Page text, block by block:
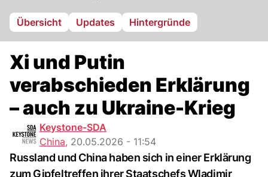
Übersicht Updates Hintergründe
Xi und Putin
verabschieden Erklärung
– auch zu Ukraine-Krieg
Keystone-SDA
China, 20.05.2026 - 11:54
Russland und China haben sich in einer Erklärung
zum Gipfeltreffen ihrer Staatschefs Wladimir